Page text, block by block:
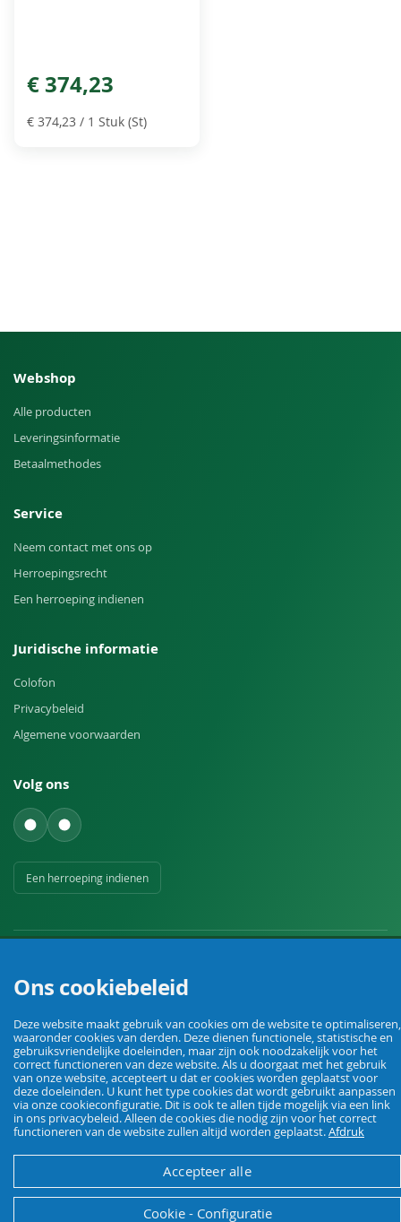
€ 374,23
€ 374,23 / 1 Stuk (St)
Webshop
Alle producten
Leveringsinformatie
Betaalmethodes
Service
Neem contact met ons op
Herroepingsrecht
Een herroeping indienen
Juridische informatie
Colofon
Privacybeleid
Algemene voorwaarden
Volg ons
Een herroeping indienen
© Agrarking. Alle rechten voorbehouden.
Algemene voorwaardenPrivacybeleidHerroepingsrecht Colofon
Ons cookiebeleid
Deze website maakt gebruik van cookies om de website te optimaliseren,
waaronder cookies van derden. Deze dienen functionele, statistische en
gebruiksvriendelijke doeleinden, maar zijn ook noodzakelijk voor het
correct functioneren van deze website. Als u doorgaat met het gebruik
van onze website, accepteert u dat er cookies worden geplaatst voor
deze doeleinden. U kunt het type cookies dat wordt gebruikt aanpassen
via onze cookieconfiguratie. Dit is ook te allen tijde mogelijk via een link
in ons privacybeleid. Alleen de cookies die nodig zijn voor het correct
functioneren van de website zullen altijd worden geplaatst.Afdruk
Accepteer alle
Cookie - Configuratie